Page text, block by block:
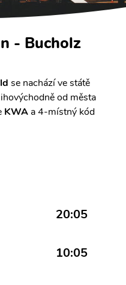
- Bucholz
se nachází ve státě
od města
KWA a 4-místný kód
20:05
10:05